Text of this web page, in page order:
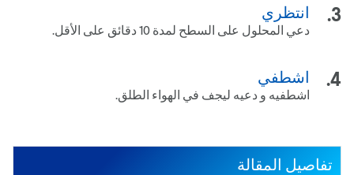
انتظري
دعي المحلول على السطح لمدة 10 دقائق على الأقل.
اشطفي
اشطفيه و دعيه ليجف في الهواء الطلق.
تفاصيل المقالة